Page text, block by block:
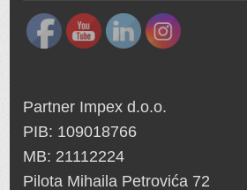
Partner Impex d.o.o.
PIB: 109018766
MB: 21112224
Pilota Mihaila Petrovića 72